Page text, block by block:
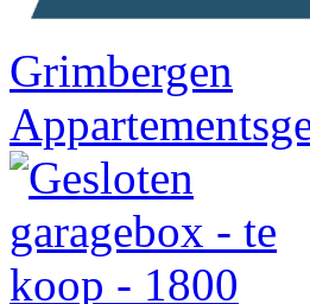
Grimbergen